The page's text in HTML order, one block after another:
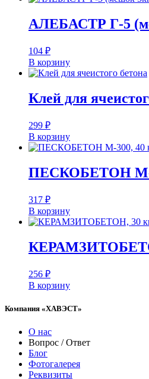
АЛЕБАСТР Г-5
104 ₽
В корзину
Клей для
299 ₽
В корзину
ПЕСКОБЕТОН М-
317 ₽
В корзину
256 ₽
В корзину
Компания «ХАВЭСТ»
О нас
Вопрос / Ответ
Блог
Фотогалерея
Реквизиты